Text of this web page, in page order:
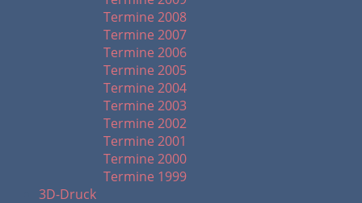
Termine 2008
Termine 2007
Termine 2006
Termine 2005
Termine 2004
Termine 2003
Termine 2002
Termine 2001
Termine 2000
Termine 1999
3D-Druck